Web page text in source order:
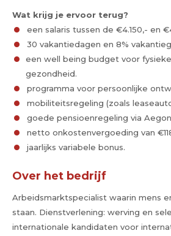
Wat krijg je ervoor terug?
een salaris tussen de €4.150,- en
30 vakantiedagen en 8%
een well being budget voor
gezondheid.
programma voor persoonlijke
mobiliteitsregeling (zoals
goede pensioenregeling via
netto onkostenvergoeding van
jaarlijks variabele bonus.
Over het bedrijf
Arbeidsmarktspecialist waarin mens
staan. Dienstverlening: werving en
internationale kandidaten voor